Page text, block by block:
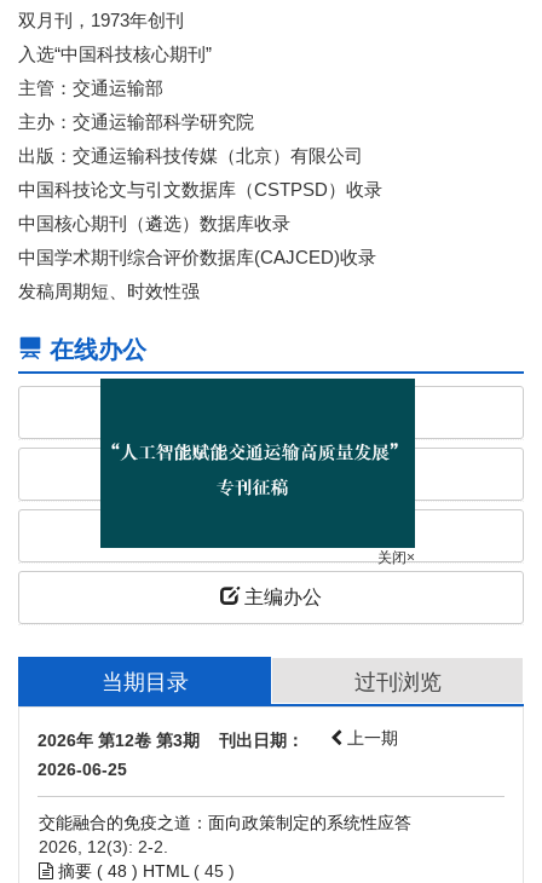
关闭×
双月刊，1973年创刊
入选“中国科技核心期刊”
主管：交通运输部
主办：交通运输部科学研究院
出版：交通运输科技传媒（北京）有限公司
中国科技论文与引文数据库（CSTPSD）收录
中国核心期刊（遴选）数据库收录
中国学术期刊综合评价数据库(CAJCED)收录
发稿周期短、时效性强
在线办公
专家审稿
主编办公
当期目录 过刊浏览
2026年 第12卷 第3期 刊出日期：
2026-06-25
上一期
交能融合的免疫之道：面向政策制定的系统性应答
2026, 12(3): 2-2.
摘要 ( 48 ) HTML ( 45 )